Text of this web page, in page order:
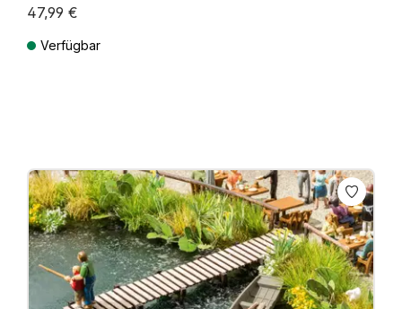
47,99 €
Verfügbar